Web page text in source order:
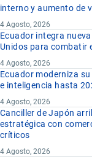
interno y aumento de
4 Agosto, 2026
Ecuador integra
Unidos para combatir
4 Agosto, 2026
Ecuador moderniza
e inteligencia hasta
4 Agosto, 2026
Canciller de Japón
estratégica con
críticos
4 Agosto, 2026